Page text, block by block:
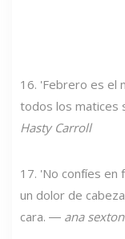
16. 'Febrero es el
todos los matices
Hasty Carroll
17. 'No confíes en
un dolor de
cara. ― ana sexton